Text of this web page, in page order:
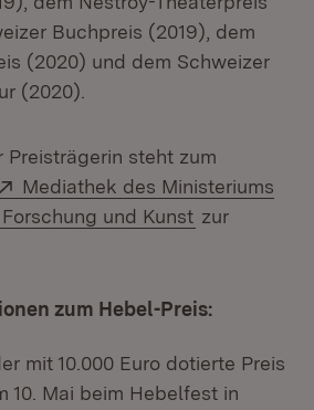
Buchpreis (2019), dem
(2020) und dem Schweizer
(2020).
Preisträgerin steht zum
Extern:
Mediathek des Ministeriums
und Kunst (Öffnet in
zur
zum Hebel-Preis:
mit 10.000 Euro dotierte Preis
10. Mai beim Hebelfest in